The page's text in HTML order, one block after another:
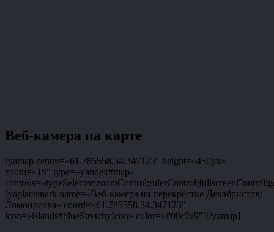
Веб-камера на карте
[yamap center=»61.785558,34.347123″ height=»450px»
zoom=»15″ type=»yandex#map»
[yaplacemark name=»Веб-камера на перекрёстке Декабристов/
Ломоносова» coord=»61.785558,34.347123″
icon=»islands#blueStretchyIcon» color=»#00c2a9″][/yamap]